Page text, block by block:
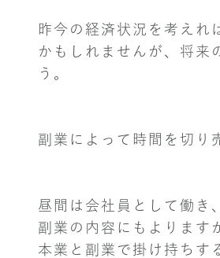
昨今の経済状況を考えれ
かもしれませんが、将来
う。
副業によって時間を切り
昼間は会社員として働き
副業の内容にもよります
本業と副業で掛け持ちす